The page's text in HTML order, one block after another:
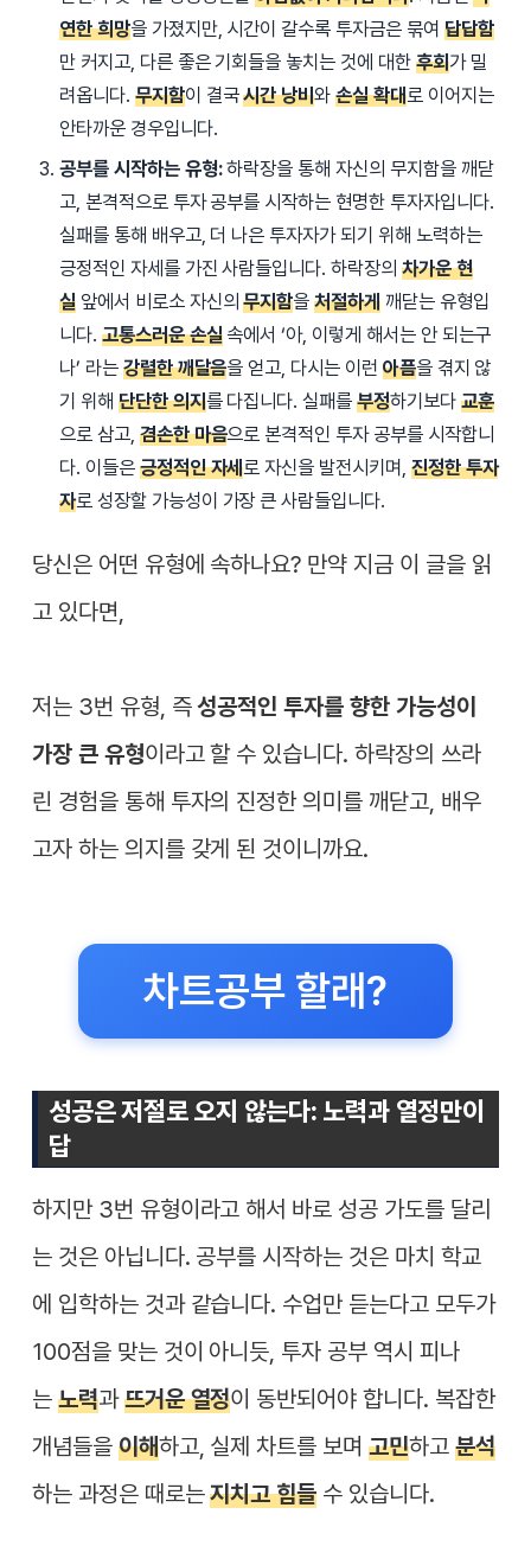
연한 희망을 가졌지만, 시간이 갈수록 투자금은 묶여 답답함
만 커지고, 다른 좋은 기회들을 놓치는 것에 대한 후회가 밀
려옵니다. 무지함이 결국시간 낭비와손실 확대로 이어지는
안타까운 경우입니다.
공부를 시작하는 유형:하락장을 통해 자신의 무지함을 깨닫
고, 본격적으로 투자 공부를 시작하는 현명한 투자자입니다.
실패를 통해 배우고, 더 나은 투자자가 되기 위해 노력하는
긍정적인 자세를 가진 사람들입니다.하락장의 차가운 현
실 앞에서 비로소 자신의무지함을처절하게깨닫는 유형입
니다. 고통스러운 손실속에서 ‘아, 이렇게 해서는 안 되는구
나’ 라는 강렬한 깨달음을 얻고, 다시는 이런 아픔을 겪지 않
기 위해 단단한 의지를 다집니다. 실패를 부정하기보다 교훈
으로 삼고, 겸손한 마음으로 본격적인 투자 공부를 시작합니
다. 이들은 긍정적인 자세로 자신을 발전시키며, 진정한 투자
자로 성장할 가능성이 가장 큰 사람들입니다.
당신은 어떤 유형에 속하나요? 만약 지금 이 글을 읽
고 있다면,
저는 3번 유형, 즉성공적인 투자를 향한 가능성이
가장 큰 유형이라고 할 수 있습니다. 하락장의 쓰라
린 경험을 통해 투자의 진정한 의미를 깨닫고, 배우
고자 하는 의지를 갖게 된 것이니까요.
차트공부 할래?
성공은 저절로 오지 않는다: 노력과 열정만이
답
하지만 3번 유형이라고 해서 바로 성공 가도를 달리
는 것은 아닙니다. 공부를 시작하는 것은 마치 학교
에 입학하는 것과 같습니다. 수업만 듣는다고 모두가
100점을 맞는 것이 아니듯, 투자 공부 역시 피나
는 노력과뜨거운 열정이 동반되어야 합니다. 복잡한
개념들을 이해하고, 실제 차트를 보며 고민하고 분석
하는 과정은 때로는지치고 힘들 수 있습니다.